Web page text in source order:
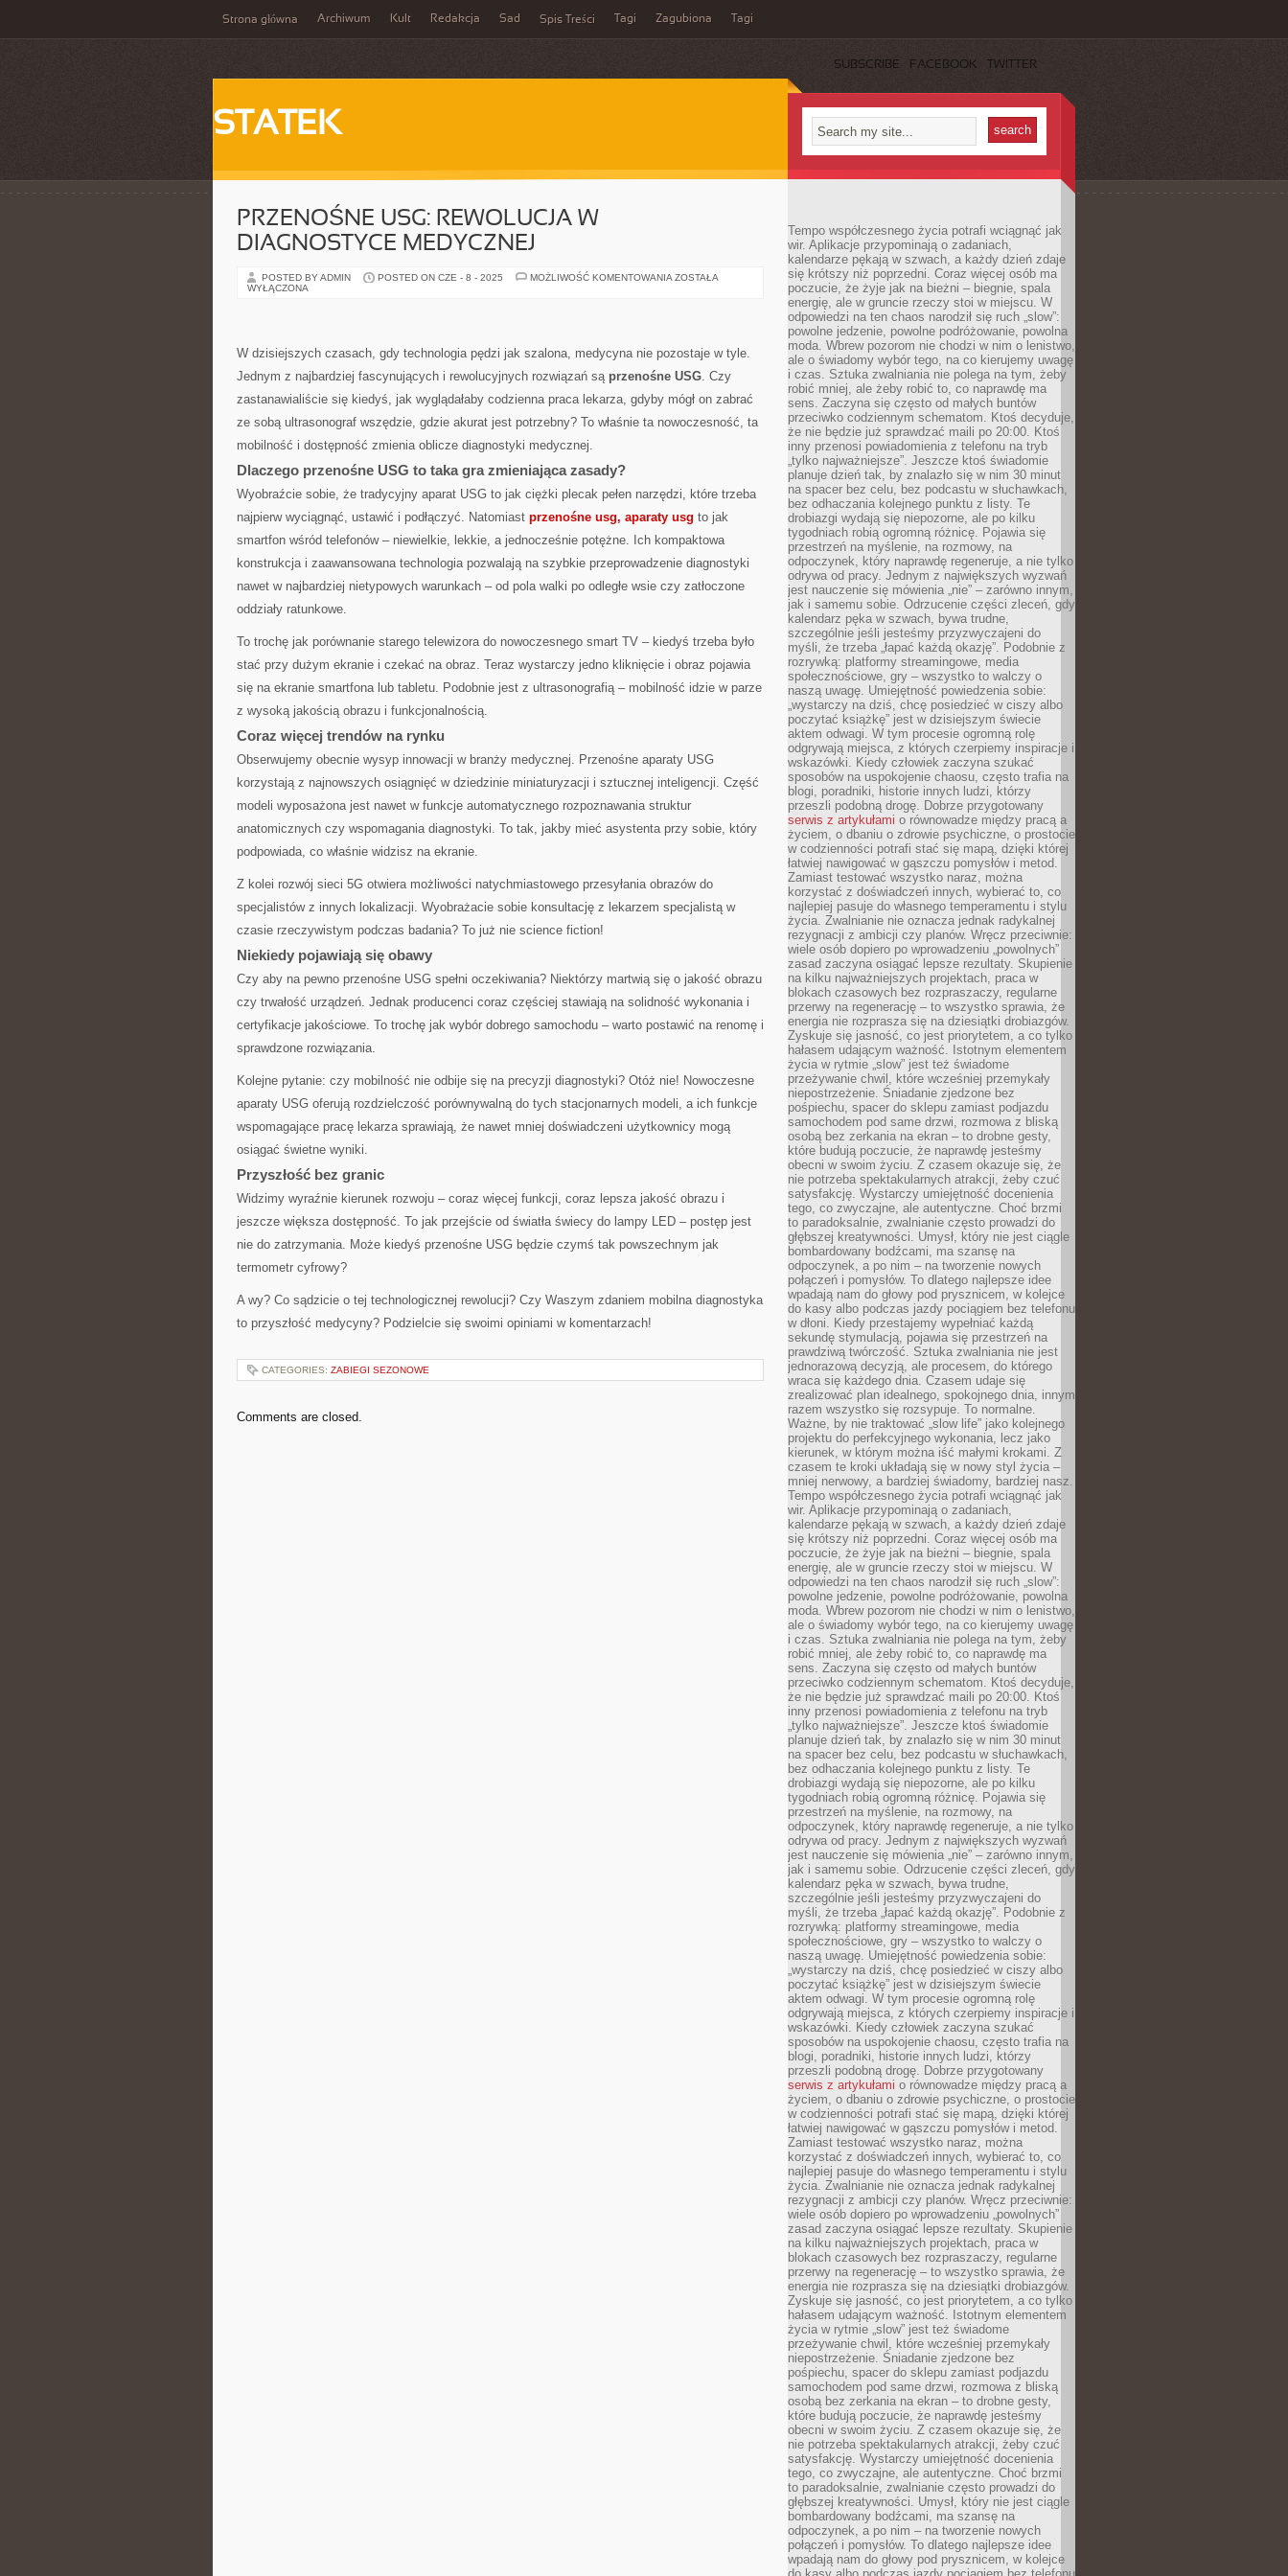
Strona główna Archiwum Kult Redakcja Sad Spis Treści Tagi Zagubiona Tagi
SUBSCRIBE FACEBOOK TWITTER
STATEK
PRZENOŚNE USG: REWOLUCJA W
DIAGNOSTYCE MEDYCZNEJ
POSTED BY ADMIN POSTED ON CZE - 8 - 2025 MOŻLIWOŚĆ KOMENTOWANIA PRZENOŚNE
ZOSTAŁA
WYŁĄCZONA
W dzisiejszych czasach, gdy technologia pędzi jak szalona, medycyna nie pozostaje w tyle.
Jednym z najbardziej fascynujących i rewolucyjnych rozwiązań są przenośne USG. Czy
zastanawialiście się kiedyś, jak wyglądałaby codzienna praca lekarza, gdyby mógł on zabrać
ze sobą ultrasonograf wszędzie, gdzie akurat jest potrzebny? To właśnie ta nowoczesność, ta
mobilność i dostępność zmienia oblicze diagnostyki medycznej.
Dlaczego przenośne USG to taka gra zmieniająca zasady?
Wyobraźcie sobie, że tradycyjny aparat USG to jak ciężki plecak pełen narzędzi, które trzeba
najpierw wyciągnąć, ustawić i podłączyć. Natomiast przenośne usg, aparaty usg to jak
smartfon wśród telefonów – niewielkie, lekkie, a jednocześnie potężne. Ich kompaktowa
konstrukcja i zaawansowana technologia pozwalają na szybkie przeprowadzenie diagnostyki
nawet w najbardziej nietypowych warunkach – od pola walki po odległe wsie czy zatłoczone
oddziały ratunkowe.
To trochę jak porównanie starego telewizora do nowoczesnego smart TV – kiedyś trzeba było
stać przy dużym ekranie i czekać na obraz. Teraz wystarczy jedno kliknięcie i obraz pojawia
się na ekranie smartfona lub tabletu. Podobnie jest z ultrasonografią – mobilność idzie w parze
z wysoką jakością obrazu i funkcjonalnością.
Coraz więcej trendów na rynku
Obserwujemy obecnie wysyp innowacji w branży medycznej. Przenośne aparaty USG
korzystają z najnowszych osiągnięć w dziedzinie miniaturyzacji i sztucznej inteligencji. Część
modeli wyposażona jest nawet w funkcje automatycznego rozpoznawania struktur
anatomicznych czy wspomagania diagnostyki. To tak, jakby mieć asystenta przy sobie, który
podpowiada, co właśnie widzisz na ekranie.
Z kolei rozwój sieci 5G otwiera możliwości natychmiastowego przesyłania obrazów do
specjalistów z innych lokalizacji. Wyobrażacie sobie konsultację z lekarzem specjalistą w
czasie rzeczywistym podczas badania? To już nie science fiction!
Niekiedy pojawiają się obawy
Czy aby na pewno przenośne USG spełni oczekiwania? Niektórzy martwią się o jakość obrazu
czy trwałość urządzeń. Jednak producenci coraz częściej stawiają na solidność wykonania i
certyfikacje jakościowe. To trochę jak wybór dobrego samochodu – warto postawić na renomę i
sprawdzone rozwiązania.
Kolejne pytanie: czy mobilność nie odbije się na precyzji diagnostyki? Otóż nie! Nowoczesne
aparaty USG oferują rozdzielczość porównywalną do tych stacjonarnych modeli, a ich funkcje
wspomagające pracę lekarza sprawiają, że nawet mniej doświadczeni użytkownicy mogą
osiągać świetne wyniki.
Przyszłość bez granic
Widzimy wyraźnie kierunek rozwoju – coraz więcej funkcji, coraz lepsza jakość obrazu i
jeszcze większa dostępność. To jak przejście od światła świecy do lampy LED – postęp jest
nie do zatrzymania. Może kiedyś przenośne USG będzie czymś tak powszechnym jak
termometr cyfrowy?
A wy? Co sądzicie o tej technologicznej rewolucji? Czy Waszym zdaniem mobilna diagnostyka
to przyszłość medycyny? Podzielcie się swoimi opiniami w komentarzach!
CATEGORIES: ZABIEGI SEZONOWE
Comments are closed.
Tempo współczesnego życia potrafi wciągnąć jak
wir. Aplikacje przypominają o zadaniach,
kalendarze pękają w szwach, a każdy dzień zdaje
się krótszy niż poprzedni. Coraz więcej osób ma
poczucie, że żyje jak na bieżni – biegnie, spala
energię, ale w gruncie rzeczy stoi w miejscu. W
odpowiedzi na ten chaos narodził się ruch „slow”:
powolne jedzenie, powolne podróżowanie, powolna
moda. Wbrew pozorom nie chodzi w nim o lenistwo,
ale o świadomy wybór tego, na co kierujemy uwagę
i czas. Sztuka zwalniania nie polega na tym, żeby
robić mniej, ale żeby robić to, co naprawdę ma
sens. Zaczyna się często od małych buntów
przeciwko codziennym schematom. Ktoś decyduje,
że nie będzie już sprawdzać maili po 20:00. Ktoś
inny przenosi powiadomienia z telefonu na tryb
„tylko najważniejsze”. Jeszcze ktoś świadomie
planuje dzień tak, by znalazło się w nim 30 minut
na spacer bez celu, bez podcastu w słuchawkach,
bez odhaczania kolejnego punktu z listy. Te
drobiazgi wydają się niepozorne, ale po kilku
tygodniach robią ogromną różnicę. Pojawia się
przestrzeń na myślenie, na rozmowy, na
odpoczynek, który naprawdę regeneruje, a nie tylko
odrywa od pracy. Jednym z największych wyzwań
jest nauczenie się mówienia „nie” – zarówno innym,
jak i samemu sobie. Odrzucenie części zleceń, gdy
kalendarz pęka w szwach, bywa trudne,
szczególnie jeśli jesteśmy przyzwyczajeni do
myśli, że trzeba „łapać każdą okazję”. Podobnie z
rozrywką: platformy streamingowe, media
społecznościowe, gry – wszystko to walczy o
naszą uwagę. Umiejętność powiedzenia sobie:
„wystarczy na dziś, chcę posiedzieć w ciszy albo
poczytać książkę” jest w dzisiejszym świecie
aktem odwagi. W tym procesie ogromną rolę
odgrywają miejsca, z których czerpiemy inspiracje i
wskazówki. Kiedy człowiek zaczyna szukać
sposobów na uspokojenie chaosu, często trafia na
blogi, poradniki, historie innych ludzi, którzy
przeszli podobną drogę. Dobrze przygotowany
serwis z artykułami o równowadze między pracą a
życiem, o dbaniu o zdrowie psychiczne, o prostocie
w codzienności potrafi stać się mapą, dzięki której
łatwiej nawigować w gąszczu pomysłów i metod.
Zamiast testować wszystko naraz, można
korzystać z doświadczeń innych, wybierać to, co
najlepiej pasuje do własnego temperamentu i stylu
życia. Zwalnianie nie oznacza jednak radykalnej
rezygnacji z ambicji czy planów. Wręcz przeciwnie:
wiele osób dopiero po wprowadzeniu „powolnych”
zasad zaczyna osiągać lepsze rezultaty. Skupienie
na kilku najważniejszych projektach, praca w
blokach czasowych bez rozpraszaczy, regularne
przerwy na regenerację – to wszystko sprawia, że
energia nie rozprasza się na dziesiątki drobiazgów.
Zyskuje się jasność, co jest priorytetem, a co tylko
hałasem udającym ważność. Istotnym elementem
życia w rytmie „slow” jest też świadome
przeżywanie chwil, które wcześniej przemykały
niepostrzeżenie. Śniadanie zjedzone bez
pośpiechu, spacer do sklepu zamiast podjazdu
samochodem pod same drzwi, rozmowa z bliską
osobą bez zerkania na ekran – to drobne gesty,
które budują poczucie, że naprawdę jesteśmy
obecni w swoim życiu. Z czasem okazuje się, że
nie potrzeba spektakularnych atrakcji, żeby czuć
satysfakcję. Wystarczy umiejętność docenienia
tego, co zwyczajne, ale autentyczne. Choć brzmi
to paradoksalnie, zwalnianie często prowadzi do
głębszej kreatywności. Umysł, który nie jest ciągle
bombardowany bodźcami, ma szansę na
odpoczynek, a po nim – na tworzenie nowych
połączeń i pomysłów. To dlatego najlepsze idee
wpadają nam do głowy pod prysznicem, w kolejce
do kasy albo podczas jazdy pociągiem bez telefonu
w dłoni. Kiedy przestajemy wypełniać każdą
sekundę stymulacją, pojawia się przestrzeń na
prawdziwą twórczość. Sztuka zwalniania nie jest
jednorazową decyzją, ale procesem, do którego
wraca się każdego dnia. Czasem udaje się
zrealizować plan idealnego, spokojnego dnia, innym
razem wszystko się rozsypuje. To normalne.
Ważne, by nie traktować „slow life” jako kolejnego
projektu do perfekcyjnego wykonania, lecz jako
kierunek, w którym można iść małymi krokami. Z
czasem te kroki układają się w nowy styl życia –
mniej nerwowy, a bardziej świadomy, bardziej nasz.
Tempo współczesnego życia potrafi wciągnąć jak
wir. Aplikacje przypominają o zadaniach,
kalendarze pękają w szwach, a każdy dzień zdaje
się krótszy niż poprzedni. Coraz więcej osób ma
poczucie, że żyje jak na bieżni – biegnie, spala
energię, ale w gruncie rzeczy stoi w miejscu. W
odpowiedzi na ten chaos narodził się ruch „slow”:
powolne jedzenie, powolne podróżowanie, powolna
moda. Wbrew pozorom nie chodzi w nim o lenistwo,
ale o świadomy wybór tego, na co kierujemy uwagę
i czas. Sztuka zwalniania nie polega na tym, żeby
robić mniej, ale żeby robić to, co naprawdę ma
sens. Zaczyna się często od małych buntów
przeciwko codziennym schematom. Ktoś decyduje,
że nie będzie już sprawdzać maili po 20:00. Ktoś
inny przenosi powiadomienia z telefonu na tryb
„tylko najważniejsze”. Jeszcze ktoś świadomie
planuje dzień tak, by znalazło się w nim 30 minut
na spacer bez celu, bez podcastu w słuchawkach,
bez odhaczania kolejnego punktu z listy. Te
drobiazgi wydają się niepozorne, ale po kilku
tygodniach robią ogromną różnicę. Pojawia się
przestrzeń na myślenie, na rozmowy, na
odpoczynek, który naprawdę regeneruje, a nie tylko
odrywa od pracy. Jednym z największych wyzwań
jest nauczenie się mówienia „nie” – zarówno innym,
jak i samemu sobie. Odrzucenie części zleceń, gdy
kalendarz pęka w szwach, bywa trudne,
szczególnie jeśli jesteśmy przyzwyczajeni do
myśli, że trzeba „łapać każdą okazję”. Podobnie z
rozrywką: platformy streamingowe, media
społecznościowe, gry – wszystko to walczy o
naszą uwagę. Umiejętność powiedzenia sobie:
„wystarczy na dziś, chcę posiedzieć w ciszy albo
poczytać książkę” jest w dzisiejszym świecie
aktem odwagi. W tym procesie ogromną rolę
odgrywają miejsca, z których czerpiemy inspiracje i
wskazówki. Kiedy człowiek zaczyna szukać
sposobów na uspokojenie chaosu, często trafia na
blogi, poradniki, historie innych ludzi, którzy
przeszli podobną drogę. Dobrze przygotowany
serwis z artykułami o równowadze między pracą a
życiem, o dbaniu o zdrowie psychiczne, o prostocie
w codzienności potrafi stać się mapą, dzięki której
łatwiej nawigować w gąszczu pomysłów i metod.
Zamiast testować wszystko naraz, można
korzystać z doświadczeń innych, wybierać to, co
najlepiej pasuje do własnego temperamentu i stylu
życia. Zwalnianie nie oznacza jednak radykalnej
rezygnacji z ambicji czy planów. Wręcz przeciwnie:
wiele osób dopiero po wprowadzeniu „powolnych”
zasad zaczyna osiągać lepsze rezultaty. Skupienie
na kilku najważniejszych projektach, praca w
blokach czasowych bez rozpraszaczy, regularne
przerwy na regenerację – to wszystko sprawia, że
energia nie rozprasza się na dziesiątki drobiazgów.
Zyskuje się jasność, co jest priorytetem, a co tylko
hałasem udającym ważność. Istotnym elementem
życia w rytmie „slow” jest też świadome
przeżywanie chwil, które wcześniej przemykały
niepostrzeżenie. Śniadanie zjedzone bez
pośpiechu, spacer do sklepu zamiast podjazdu
samochodem pod same drzwi, rozmowa z bliską
osobą bez zerkania na ekran – to drobne gesty,
które budują poczucie, że naprawdę jesteśmy
obecni w swoim życiu. Z czasem okazuje się, że
nie potrzeba spektakularnych atrakcji, żeby czuć
satysfakcję. Wystarczy umiejętność docenienia
tego, co zwyczajne, ale autentyczne. Choć brzmi
to paradoksalnie, zwalnianie często prowadzi do
głębszej kreatywności. Umysł, który nie jest ciągle
bombardowany bodźcami, ma szansę na
odpoczynek, a po nim – na tworzenie nowych
połączeń i pomysłów. To dlatego najlepsze idee
wpadają nam do głowy pod prysznicem, w kolejce